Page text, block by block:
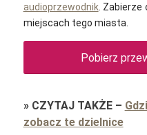
audioprzewodnik. Zabierze
miejscach tego miasta.
Pobierz
» CZYTAJ TAKŻE–
zobacz te dzielnice